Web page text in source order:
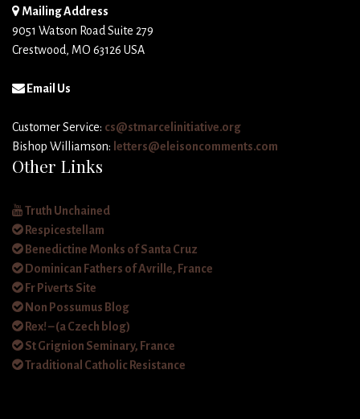
Mailing Address
9051 Watson Road Suite 279
Crestwood, MO 63126 USA
Email Us
Customer Service: cs@stmarcelinitiative.org
Bishop Williamson: letters@eleisoncomments.com
Other Links
Truth Unchained
Respicestellam
Benedictine Monks of Santa Cruz
Dominican Fathers of Avrille, France
Fr Piverts Site
Non Possumus Blog
Rex! – (a Czech blog)
St Grignion Seminary, France
Traditional Catholic Resistance